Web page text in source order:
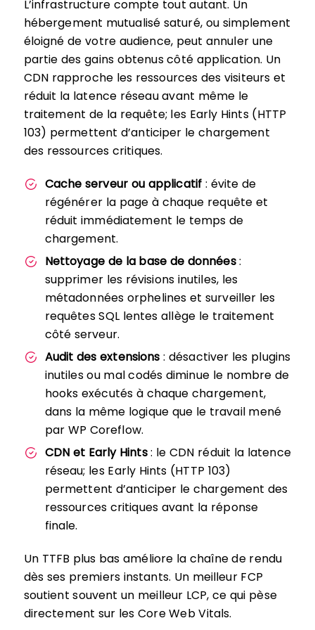
L’infrastructure compte tout autant. Un
hébergement mutualisé saturé, ou simplement
éloigné de votre audience, peut annuler une
partie des gains obtenus côté application. Un
CDN rapproche les ressources des visiteurs et
réduit la latence réseau avant même le
traitement de la requête; les Early Hints (HTTP
103) permettent d’anticiper le chargement
des ressources critiques.
Cache serveur ou applicatif : évite de
régénérer la page à chaque requête et
réduit immédiatement le temps de
chargement.
Nettoyage de la base de données:
supprimer les révisions inutiles, les
métadonnées orphelines et surveiller les
requêtes SQL lentes allège le traitement
côté serveur.
Audit des extensions : désactiver les plugins
inutiles ou mal codés diminue le nombre de
hooks exécutés à chaque chargement,
dans la même logique que le travail mené
par WP Coreflow.
CDN et Early Hints: le CDN réduit la latence
réseau; les Early Hints (HTTP 103)
permettent d’anticiper le chargement des
ressources critiques avant la réponse
finale.
Un TTFB plus bas améliore la chaîne de rendu
dès ses premiers instants. Un meilleur FCP
soutient souvent un meilleur LCP, ce qui pèse
directement sur les Core Web Vitals.